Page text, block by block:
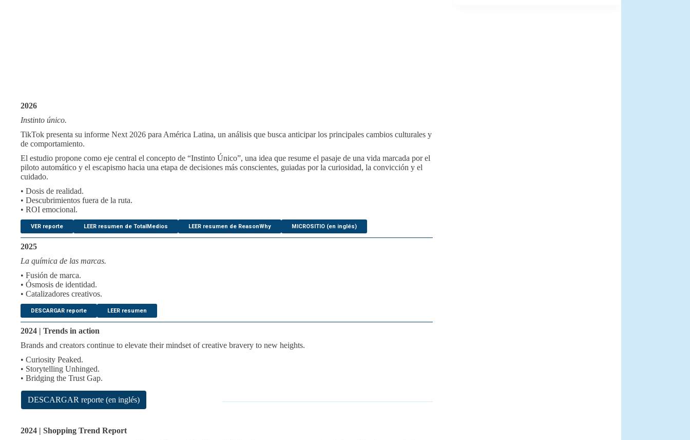
2026
Instinto único.
TikTok presenta su informe Next 2026 para América Latina, un análisis que busca anticipar los principales cambios culturales y
de comportamiento.
El estudio propone como eje central el concepto de “Instinto Único”, una idea que resume el pasaje de una vida marcada por el
piloto automático y el escapismo hacia una etapa de decisiones más conscientes, guiadas por la curiosidad, la convicción y el
cuidado.
• Dosis de realidad.
• Descubrimientos fuera de la ruta.
• ROI emocional.
VER reporte LEER resumen de TotalMedios LEER resumen de ReasonWhy MICROSITIO (en inglés)
2025
La química de las marcas.
• Fusión de marca.
• Ósmosis de identidad.
• Catalizadores creativos.
DESCARGAR reporte LEER resumen
2024 | Trends in action
Brands and creators continue to elevate their mindset of creative bravery to new heights.
• Curiosity Peaked.
• Storytelling Unhinged.
• Bridging the Trust Gap.
DESCARGAR reporte (en inglés)
2024 | Shopping Trend Report